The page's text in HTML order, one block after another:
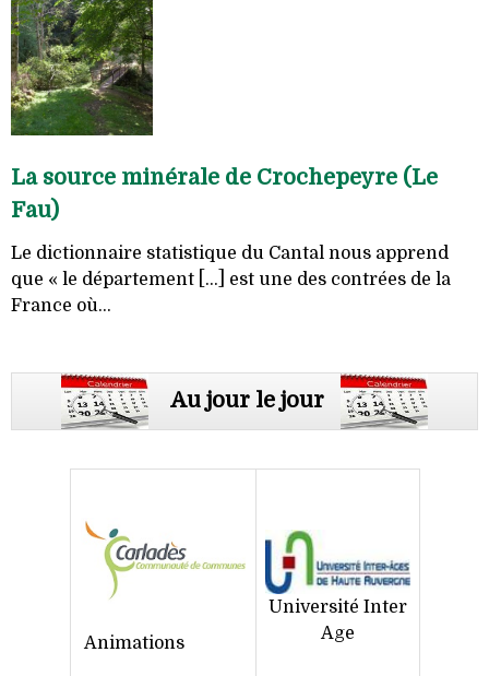
La source minérale de Crochepeyre (Le
Fau)
Le dictionnaire statistique du Cantal nous apprend
que « le département [...] est une des contrées de la
France où...
Au jour le jour
Animations
Université Inter
Age